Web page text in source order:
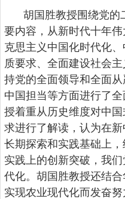
胡国胜教授围绕党的
要内容，从新时代十年
克思主义中国化时代化
质要求、全面建设社会
持党的全面领导和全面
中国担当等方面进行了全
授着重从历史维度对中
求进行了解读，认为在
长期探索和实践基础上
实践上的创新突破，我
代化。胡国胜教授还结
实现农业现代化而发奋努